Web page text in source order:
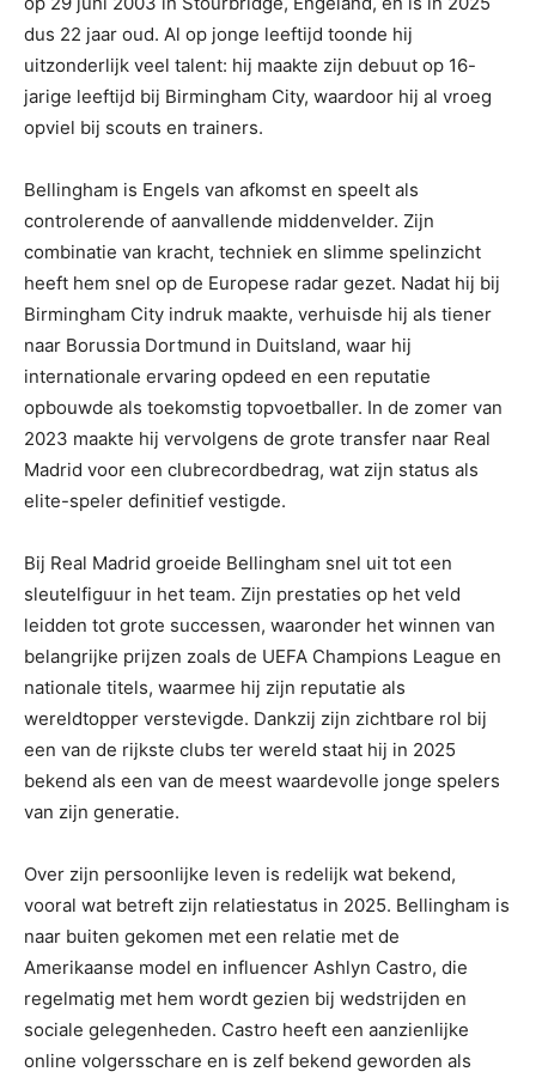
dus 22 jaar oud. Al op jonge leeftijd toonde hij
uitzonderlijk veel talent: hij maakte zijn debuut op 16-
jarige leeftijd bij Birmingham City, waardoor hij al vroeg
opviel bij scouts en trainers.
Bellingham is Engels van afkomst en speelt als
controlerende of aanvallende middenvelder. Zijn
combinatie van kracht, techniek en slimme spelinzicht
heeft hem snel op de Europese radar gezet. Nadat hij bij
Birmingham City indruk maakte, verhuisde hij als tiener
naar Borussia Dortmund in Duitsland, waar hij
internationale ervaring opdeed en een reputatie
opbouwde als toekomstig topvoetballer. In de zomer van
2023 maakte hij vervolgens de grote transfer naar Real
Madrid voor een clubrecordbedrag, wat zijn status als
elite-speler definitief vestigde.
Bij Real Madrid groeide Bellingham snel uit tot een
sleutelfiguur in het team. Zijn prestaties op het veld
leidden tot grote successen, waaronder het winnen van
belangrijke prijzen zoals de UEFA Champions League en
nationale titels, waarmee hij zijn reputatie als
wereldtopper verstevigde. Dankzij zijn zichtbare rol bij
een van de rijkste clubs ter wereld staat hij in 2025
bekend als een van de meest waardevolle jonge spelers
van zijn generatie.
Over zijn persoonlijke leven is redelijk wat bekend,
vooral wat betreft zijn relatiestatus in 2025. Bellingham is
naar buiten gekomen met een relatie met de
Amerikaanse model en influencer Ashlyn Castro, die
regelmatig met hem wordt gezien bij wedstrijden en
sociale gelegenheden. Castro heeft een aanzienlijke
online volgersschare en is zelf bekend geworden als